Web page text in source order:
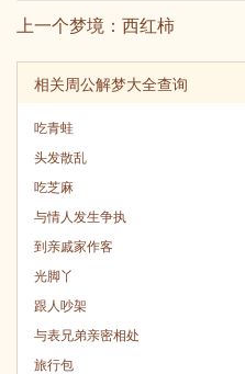
上一个梦境： 西红柿
相关周公解梦大全查询
吃青蛙
头发散乱
吃芝麻
与情人发生争执
到亲戚家作客
光脚丫
跟人吵架
与表兄弟亲密相处
旅行包